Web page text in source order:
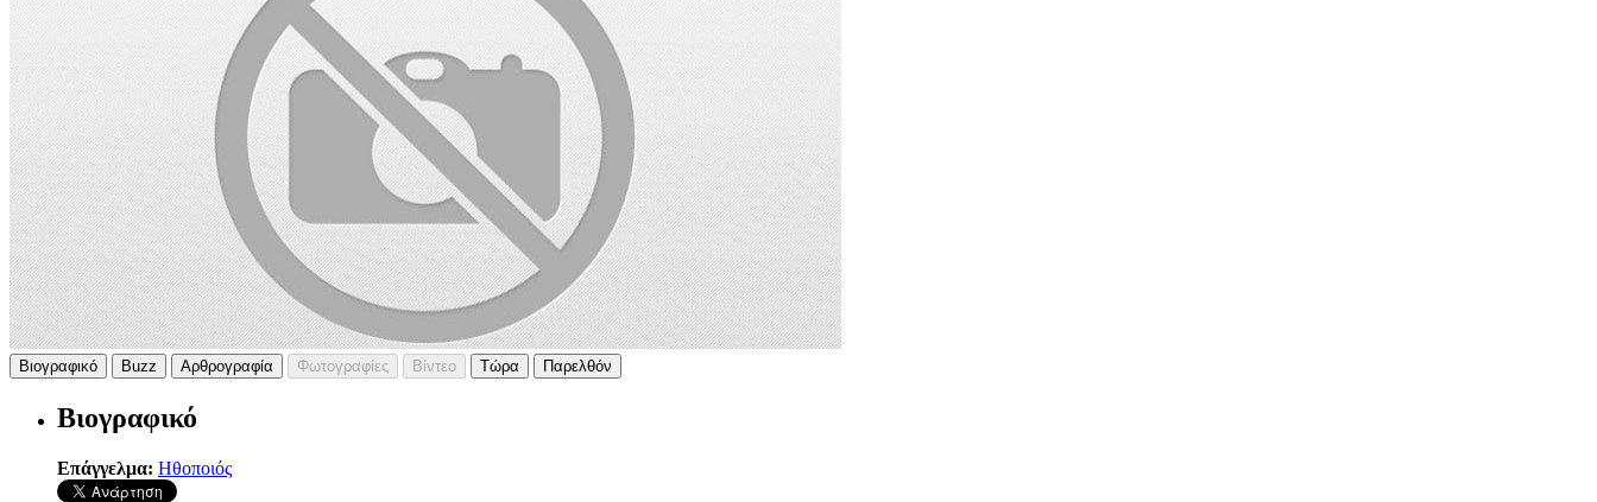
Βιογραφικό Buzz Αρθρογραφία Φωτογραφίες Βίντεο Τώρα Παρελθόν
Βιογραφικό
Επάγγελμα: Ηθοποιός